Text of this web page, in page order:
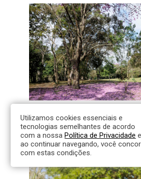
22º Interclubes ESP por
Utilizamos cookies essenciais e
tecnologias semelhantes de acordo
com a nossaPolítica de Privacidade
ao continuar navegando, você
com estas condições.